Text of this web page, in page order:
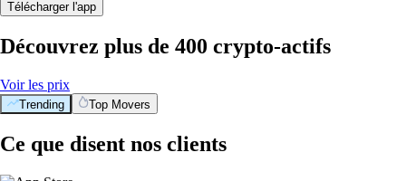
Télécharger l'app
Découvrez plus de 400 crypto-actifs
Voir les prix
Trending Top Movers
Ce que disent nos clients